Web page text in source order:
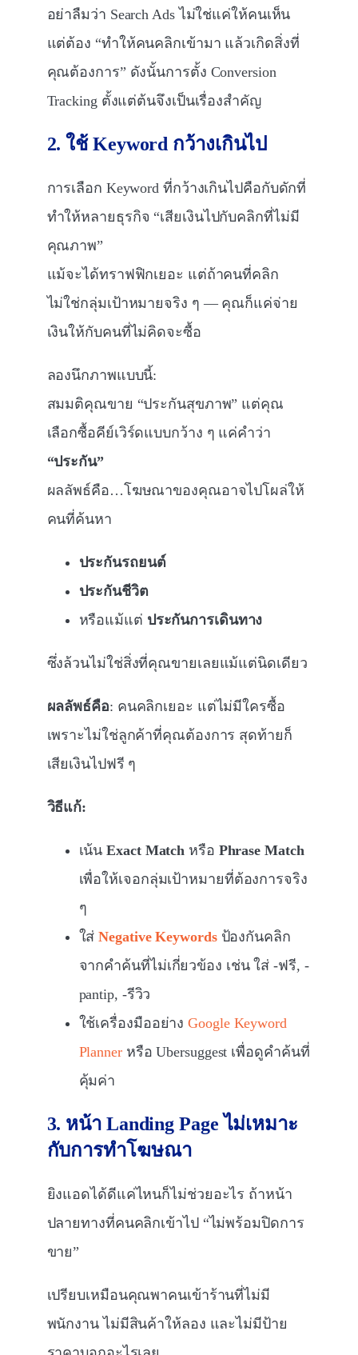
อย่าลืมว่า Search Ads ไม่ใช่แค่ให้คนเห็น
แต่ต้อง “ทำให้คนคลิกเข้ามา แล้วเกิดสิ่งที่
คุณต้องการ” ดังนั้นการตั้ง Conversion
Tracking ตั้งแต่ต้นจึงเป็นเรื่องสำคัญ
2. ใช้ Keyword กว้างเกินไป
การเลือก Keyword ที่กว้างเกินไปคือกับดักที่
ทำให้หลายธุรกิจ “เสียเงินไปกับคลิกที่ไม่มี
คุณภาพ”
แม้จะได้ทราฟฟิกเยอะ แต่ถ้าคนที่คลิก
ไม่ใช่กลุ่มเป้าหมายจริง ๆ — คุณก็แค่จ่าย
เงินให้กับคนที่ไม่คิดจะซื้อ
ลองนึกภาพแบบนี้:
สมมติคุณขาย “ประกันสุขภาพ” แต่คุณ
เลือกซื้อคีย์เวิร์ดแบบกว้าง ๆ แค่คำว่า
“ประกัน”
ผลลัพธ์คือ…โฆษณาของคุณอาจไปโผล่ให้
คนที่ค้นหา
ประกันรถยนต์
ประกันชีวิต
หรือแม้แต่ ประกันการเดินทาง
ซึ่งล้วนไม่ใช่สิ่งที่คุณขายเลยแม้แต่นิดเดียว
ผลลัพธ์คือ: คนคลิกเยอะ แต่ไม่มีใครซื้อ
เพราะไม่ใช่ลูกค้าที่คุณต้องการ สุดท้ายก็
เสียเงินไปฟรี ๆ
วิธีแก้:
เน้นExact Match หรือ Phrase Match
เพื่อให้เจอกลุ่มเป้าหมายที่ต้องการจริง
ๆ
ใส่Negative Keywordsป้องกันคลิก
จากคำค้นที่ไม่เกี่ยวข้อง เช่น ใส่ -ฟรี, -
pantip, -รีวิว
ใช้เครื่องมืออย่างGoogle Keyword
Plannerหรือ Ubersuggest เพื่อดูคำค้นที่
คุ้มค่า
3. หน้า Landing Page ไม่เหมาะ
กับการทำโฆษณา
ยิงแอดได้ดีแค่ไหนก็ไม่ช่วยอะไร ถ้าหน้า
ปลายทางที่คนคลิกเข้าไป “ไม่พร้อมปิดการ
ขาย”
เปรียบเหมือนคุณพาคนเข้าร้านที่ไม่มี
พนักงาน ไม่มีสินค้าให้ลอง และไม่มีป้าย